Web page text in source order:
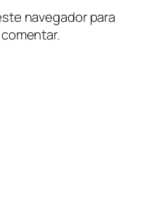
navegador para